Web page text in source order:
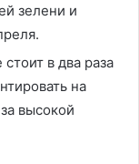
зелени и
в два раза
на
высокой